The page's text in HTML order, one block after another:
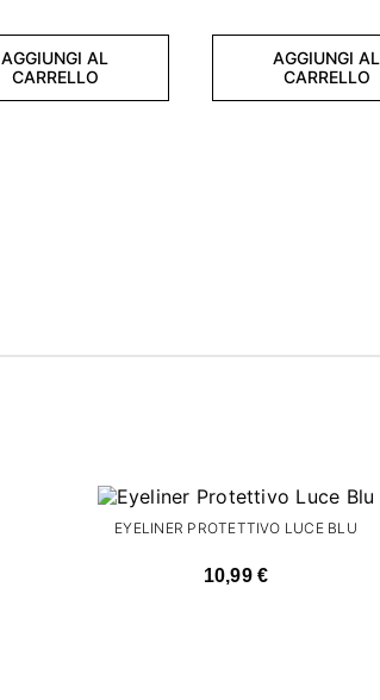
AGGIUNGI AL
CARRELLO
AGGIUNGI AL
CARRELLO
EYELINER PROTETTIVO LUCE BLU
10,99 €